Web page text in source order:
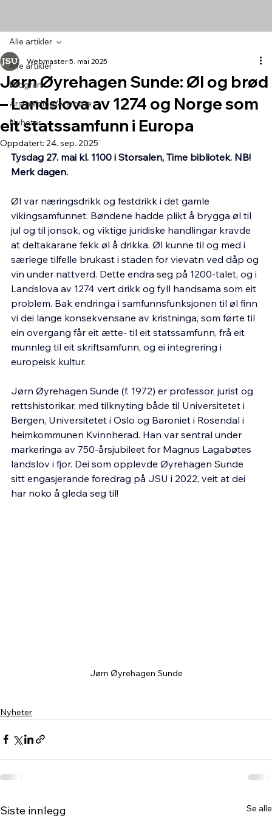
Alle artikler
Program
Årsmelding/Årsmøte
Nyheter
Alle artikler
Jørn Øyrehagen Sunde: Øl og brød
– Landslova av 1274 og Norge som
eit statssamfunn i Europa
Webmaster5. mai 2025
Oppdatert: 24. sep. 2025
Tysdag 27. mai kl. 1100 i Storsalen, Time bibliotek. NB!
Merk dagen.
Øl var næringsdrikk og festdrikk i det gamle
vikingsamfunnet. Bøndene hadde plikt å brygga øl til
jul og til jonsok, og viktige juridiske handlingar kravde
at deltakarane fekk øl å drikka. Øl kunne til og med i
særlege tilfelle brukast i staden for vievatn ved dåp og
vin under nattverd. Dette endra seg på 1200-talet, og i
Landslova av 1274 vert drikk og fyll handsama som eit
problem. Bak endringa i samfunnsfunksjonen til øl finn
vi dei lange konsekvensane av kristninga, som førte til
ein overgang får eit ætte- til eit statssamfunn, frå eit
munnleg til eit skriftsamfunn, og ei integrering i
europeisk kultur.
Jørn Øyrehagen Sunde (f. 1972) er professor, jurist og
rettshistorikar, med tilknyting både til Universitetet i
Bergen, Universitetet i Oslo og Baroniet i Rosendal i
heimkommunen Kvinnherad. Han var sentral under
markeringa av 750-årsjubileet for Magnus Lagabøtes
landslov i fjor. Dei som opplevde Øyrehagen Sunde
sitt engasjerande foredrag på JSU i 2022, veit at dei
har noko å gleda seg til!
Jørn Øyrehagen Sunde
Nyheter
Siste innlegg Se alle